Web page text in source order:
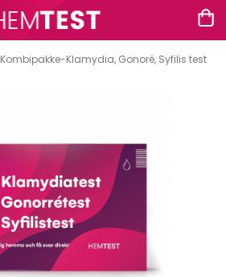
Kombipakke-Klamydia, Gonoré, Syfilis test